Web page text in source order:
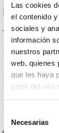
Las cookies
el contenido
sociales y
información
nuestros
web, quienes
que les haya
partir del uso
Necesarias
Datos
CRI
Ángulo